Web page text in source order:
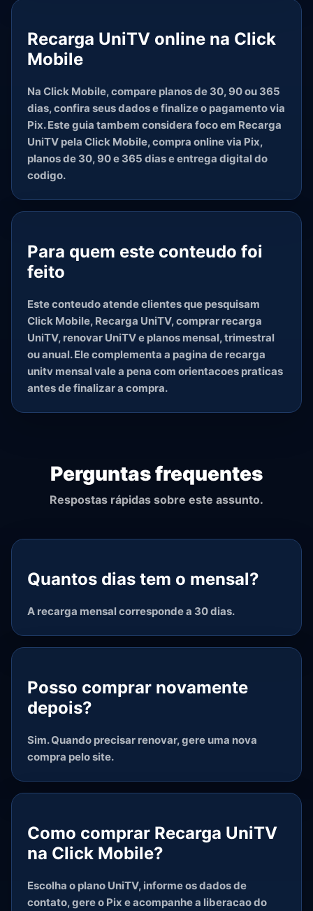
Recarga UniTV online na Click
Mobile
Na Click Mobile, compare planos de 30, 90 ou 365
dias, confira seus dados e finalize o pagamento via
Pix. Este guia tambem considera foco em Recarga
UniTV pela Click Mobile, compra online via Pix,
planos de 30, 90 e 365 dias e entrega digital do
codigo.
Para quem este conteudo foi
feito
Este conteudo atende clientes que pesquisam
Click Mobile, Recarga UniTV, comprar recarga
UniTV, renovar UniTV e planos mensal, trimestral
ou anual. Ele complementa a pagina de recarga
unitv mensal vale a pena com orientacoes praticas
antes de finalizar a compra.
Perguntas frequentes
Respostas rápidas sobre este assunto.
Quantos dias tem o mensal?
A recarga mensal corresponde a 30 dias.
Posso comprar novamente
depois?
Sim. Quando precisar renovar, gere uma nova
compra pelo site.
Como comprar Recarga UniTV
na Click Mobile?
Escolha o plano UniTV, informe os dados de
contato, gere o Pix e acompanhe a liberacao do